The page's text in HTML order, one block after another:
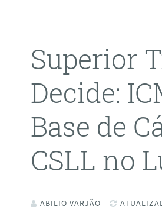
Superior
Decide:
Base de
CSLL no
ABILIO VARJÃO